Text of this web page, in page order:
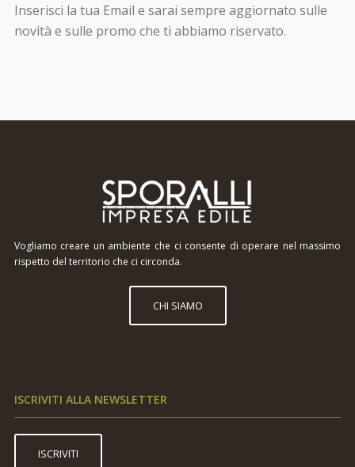
Inserisci la tua Email e sarai sempre aggiornato sulle
novità e sulle promo che ti abbiamo riservato.
Vogliamo creare un ambiente che ci consente di operare nel massimo
rispetto del territorio che ci circonda.
CHI SIAMO
ISCRIVITI ALLA NEWSLETTER
ISCRIVITI